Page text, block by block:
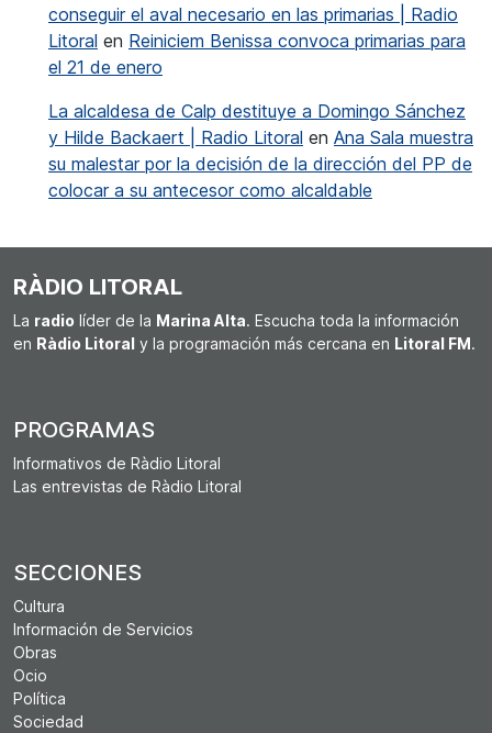
conseguir el aval necesario en las primarias | Radio
Litoral en Reiniciem Benissa convoca primarias para
el 21 de enero
La alcaldesa de Calp destituye a Domingo Sánchez
y Hilde Backaert | Radio Litoral en Ana Sala muestra
su malestar por la decisión de la dirección del PP de
colocar a su antecesor como alcaldable
RÀDIO LITORAL
La radio líder de la Marina Alta. Escucha toda la información
en Ràdio Litoral y la programación más cercana en Litoral FM.
PROGRAMAS
Informativos de Ràdio Litoral
Las entrevistas de Ràdio Litoral
SECCIONES
Cultura
Información de Servicios
Obras
Ocio
Política
Sociedad